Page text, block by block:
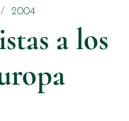
2004
a los